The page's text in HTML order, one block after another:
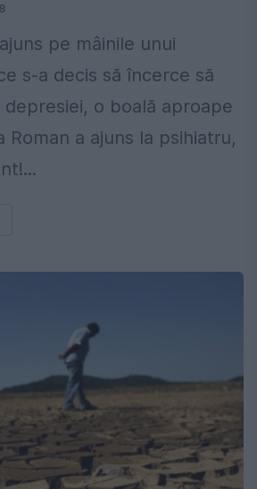
pe mâinile unui
s-a decis să încerce să
o boală aproape
Roman a ajuns la psihiatru,